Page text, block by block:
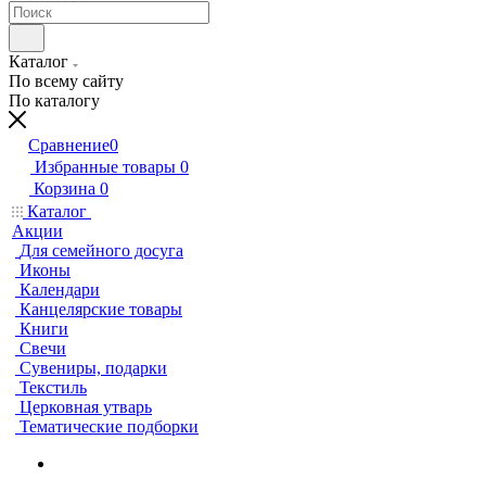
Каталог
По всему сайту
По каталогу
Сравнение0
Избранные товары 0
Корзина 0
Каталог
Акции
Для семейного досуга
Иконы
Календари
Канцелярские товары
Книги
Свечи
Сувениры, подарки
Текстиль
Церковная утварь
Тематические подборки